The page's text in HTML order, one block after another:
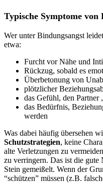
Typische Symptome von
Wer unter Bindungsangst
etwa:
Furcht vor Nähe und
Rückzug, sobald es
Überbetonung von
plötzlicher
das Gefühl, den Partner
das Bedürfnis,
werden
Was dabei häufig übersehen
Schutzstrategien, keine
alte Verletzungen zu
zu verringern. Das ist die gute
Stein gemeißelt. Wenn der
“schützen” müssen (z.B.